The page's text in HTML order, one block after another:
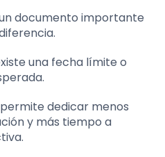
documento importante
una fecha límite o
dedicar menos
y más tiempo a